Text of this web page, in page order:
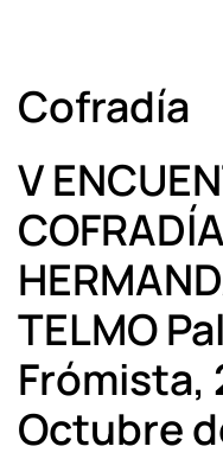
Cofradía
V
TELMO
Frómista,
Octubre